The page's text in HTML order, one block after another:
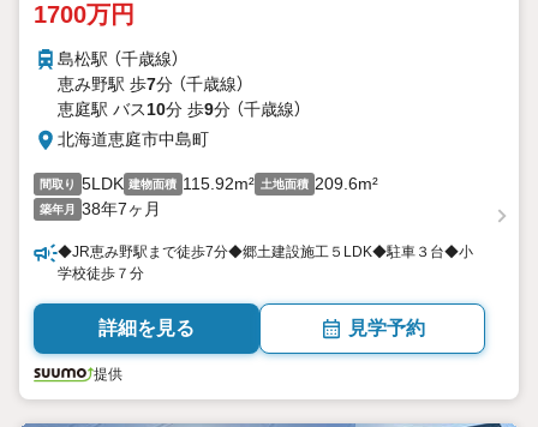
1700万円
島松駅 （千歳線）
恵み野駅 歩7分 （千歳線）
恵庭駅 バス10分 歩9分 （千歳線）
北海道恵庭市中島町
間取り 5LDK 建物面積 115.92m² 土地面積 209.6m²
築年月 38年7ヶ月
◆JR恵み野駅まで徒歩7分◆郷土建設施工５LDK◆駐車３台◆小
学校徒歩７分
詳細を見る 見学予約
提供